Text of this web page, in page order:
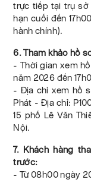
trực tiếp tại trụ sở
hạn cuối đến
hành chính).
6. Tham khảo hồ
- Thời gian xem
năm 2026 đến
- Địa chỉ xem hồ
Phát - Địa chỉ:
15 phố Lê Văn
Nội.
7. Khách hàng
trước:
- Từ 08h00 ngày